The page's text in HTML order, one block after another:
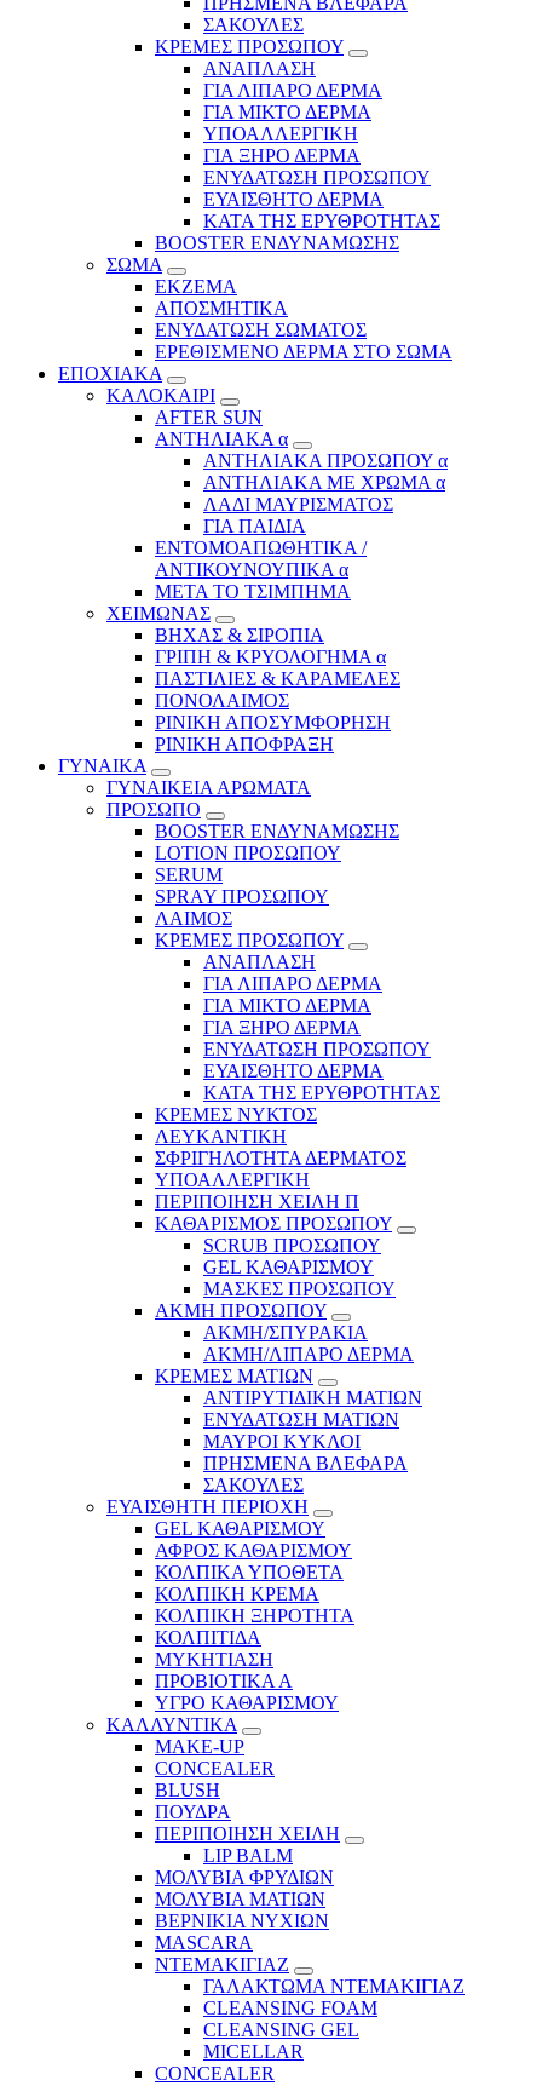
ΣΑΚΟΥΛΕΣ
ΚΡΕΜΕΣ ΠΡΟΣΩΠΟΥ
ΑΝΑΠΛΑΣΗ
ΓΙΑ ΛΙΠΑΡΟ ΔΕΡΜΑ
ΓΙΑ ΜΙΚΤΟ ΔΕΡΜΑ
ΥΠΟΑΛΛΕΡΓΙΚΗ
ΓΙΑ ΞΗΡΟ ΔΕΡΜΑ
ΕΝΥΔΑΤΩΣΗ ΠΡΟΣΩΠΟΥ
ΕΥΑΙΣΘΗΤΟ ΔΕΡΜΑ
ΚΑΤΑ ΤΗΣ ΕΡΥΘΡΟΤΗΤΑΣ
BOOSTER ΕΝΔΥΝΑΜΩΣΗΣ
ΣΩΜΑ
ΕΚΖΕΜΑ
ΑΠΟΣΜΗΤΙΚΑ
ΕΝΥΔΑΤΩΣΗ ΣΩΜΑΤΟΣ
ΕΡΕΘΙΣΜΕΝΟ ΔΕΡΜΑ ΣΤΟ ΣΩΜΑ
ΕΠΟΧΙΑΚΑ
ΚΑΛΟΚΑΙΡΙ
AFTER SUN
ΑΝΤΗΛΙΑΚΑ α
ΑΝΤΗΛΙΑΚΑ ΠΡΟΣΩΠΟΥ α
ΑΝΤΗΛΙΑΚΑ ΜΕ ΧΡΩΜΑ α
ΛΑΔΙ ΜΑΥΡΙΣΜΑΤΟΣ
ΓΙΑ ΠΑΙΔΙΑ
ΕΝΤΟΜΟΑΠΩΘΗΤΙΚΑ /
ΑΝΤΙΚΟΥΝΟΥΠΙΚΑ α
ΜΕΤΑ ΤΟ ΤΣΙΜΠΗΜΑ
ΧΕΙΜΩΝΑΣ
ΒΗΧΑΣ & ΣΙΡΟΠΙΑ
ΓΡΙΠΗ & ΚΡΥΟΛΟΓΗΜΑ α
ΠΑΣΤΙΛΙΕΣ & ΚΑΡΑΜΕΛΕΣ
ΠΟΝΟΛΑΙΜΟΣ
ΡΙΝΙΚΗ ΑΠΟΣΥΜΦΟΡΗΣΗ
ΡΙΝΙΚΗ ΑΠΟΦΡΑΞΗ
ΓΥΝΑΙΚΑ
ΓΥΝΑΙΚΕΙΑ ΑΡΩΜΑΤΑ
ΠΡΟΣΩΠΟ
BOOSTER ΕΝΔΥΝΑΜΩΣΗΣ
LOTION ΠΡΟΣΩΠΟΥ
SERUM
SPRAY ΠΡΟΣΩΠΟΥ
ΛΑΙΜΟΣ
ΚΡΕΜΕΣ ΠΡΟΣΩΠΟΥ
ΑΝΑΠΛΑΣΗ
ΓΙΑ ΛΙΠΑΡΟ ΔΕΡΜΑ
ΓΙΑ ΜΙΚΤΟ ΔΕΡΜΑ
ΓΙΑ ΞΗΡΟ ΔΕΡΜΑ
ΕΝΥΔΑΤΩΣΗ ΠΡΟΣΩΠΟΥ
ΕΥΑΙΣΘΗΤΟ ΔΕΡΜΑ
ΚΑΤΑ ΤΗΣ ΕΡΥΘΡΟΤΗΤΑΣ
ΚΡΕΜΕΣ ΝΥΚΤΟΣ
ΛΕΥΚΑΝΤΙΚΗ
ΣΦΡΙΓΗΛΟΤΗΤΑ ΔΕΡΜΑΤΟΣ
ΥΠΟΑΛΛΕΡΓΙΚΗ
ΠΕΡΙΠΟΙΗΣΗ ΧΕΙΛΗ Π
ΚΑΘΑΡΙΣΜΟΣ ΠΡΟΣΩΠΟΥ
SCRUB ΠΡΟΣΩΠΟΥ
GEL ΚΑΘΑΡΙΣΜΟΥ
ΜΑΣΚΕΣ ΠΡΟΣΩΠΟΥ
ΑΚΜΗ ΠΡΟΣΩΠΟΥ
ΑΚΜΗ/ΣΠΥΡΑΚΙΑ
ΑΚΜΗ/ΛΙΠΑΡΟ ΔΕΡΜΑ
ΚΡΕΜΕΣ ΜΑΤΙΩΝ
ΑΝΤΙΡΥΤΙΔΙΚΗ ΜΑΤΙΩΝ
ΕΝΥΔΑΤΩΣΗ ΜΑΤΙΩΝ
ΜΑΥΡΟΙ ΚΥΚΛΟΙ
ΠΡΗΣΜΕΝΑ ΒΛΕΦΑΡΑ
ΣΑΚΟΥΛΕΣ
ΕΥΑΙΣΘΗΤΗ ΠΕΡΙΟΧΗ
GEL ΚΑΘΑΡΙΣΜΟΥ
ΑΦΡΟΣ ΚΑΘΑΡΙΣΜΟΥ
ΚΟΛΠΙΚΑ ΥΠΟΘΕΤΑ
ΚΟΛΠΙΚΗ ΚΡΕΜΑ
ΚΟΛΠΙΚΗ ΞΗΡΟΤΗΤΑ
ΚΟΛΠΙΤΙΔΑ
ΜΥΚΗΤΙΑΣΗ
ΠΡΟΒΙΟΤΙΚΑ Α
ΥΓΡΟ ΚΑΘΑΡΙΣΜΟΥ
ΚΑΛΛΥΝΤΙΚΑ
MAKE-UP
CONCEALER
BLUSH
ΠΟΥΔΡΑ
ΠΕΡΙΠΟΙΗΣΗ ΧΕΙΛΗ
LIP BALM
ΜΟΛΥΒΙΑ ΦΡΥΔΙΩΝ
ΜΟΛΥΒΙΑ ΜΑΤΙΩΝ
ΒΕΡΝΙΚΙΑ ΝΥΧΙΩΝ
MASCARA
ΝΤΕΜΑΚΙΓΙΑΖ
ΓΑΛΑΚΤΩΜΑ ΝΤΕΜΑΚΙΓΙΑΖ
CLEANSING FOAM
CLEANSING GEL
MICELLAR
CONCEALER